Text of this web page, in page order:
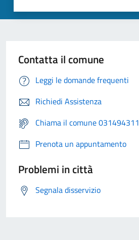
Contatta il comune
Leggi le domande frequenti
Richiedi Assistenza
Chiama il comune 031494311
Prenota un appuntamento
Problemi in città
Segnala disservizio